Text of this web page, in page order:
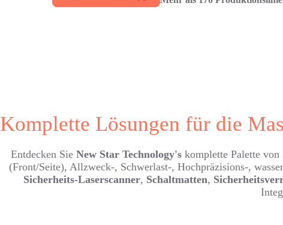
Komplette Lösungen für die
Entdecken Sie New Star Technology'skomplette Palette von
(Front/Seite), Allzweck-, Schwerlast-, Hochpräzisions-,
Sicherheits-Laserscanner, Schaltmatten,